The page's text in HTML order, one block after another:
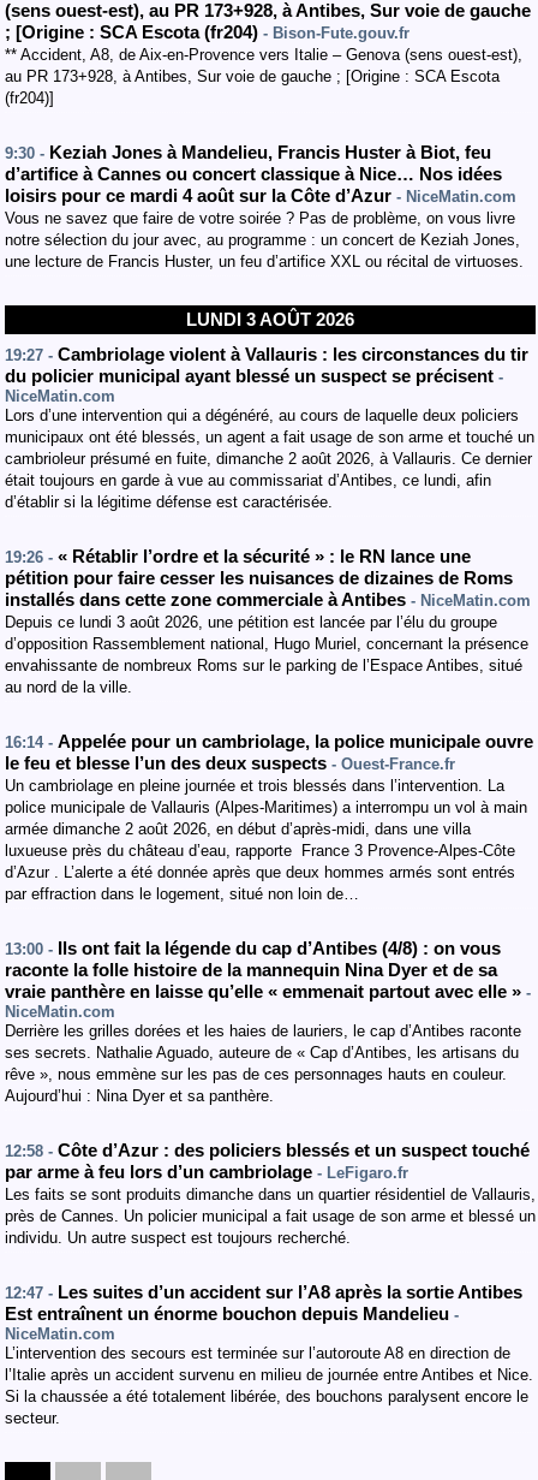
(sens ouest-est), au PR 173+928, à Antibes, Sur voie de gauche
; [Origine : SCA Escota (fr204) - Bison-Fute.gouv.fr
** Accident, A8, de Aix-en-Provence vers Italie – Genova (sens ouest-est),
au PR 173+928, à Antibes, Sur voie de gauche ; [Origine : SCA Escota
(fr204)]
9:30 - Keziah Jones à Mandelieu, Francis Huster à Biot, feu
d’artifice à Cannes ou concert classique à Nice… Nos idées
loisirs pour ce mardi 4 août sur la Côte d’Azur - NiceMatin.com
Vous ne savez que faire de votre soirée ? Pas de problème, on vous livre
notre sélection du jour avec, au programme : un concert de Keziah Jones,
une lecture de Francis Huster, un feu d’artifice XXL ou récital de virtuoses.
LUNDI 3 AOÛT 2026
19:27 - Cambriolage violent à Vallauris : les circonstances du tir
du policier municipal ayant blessé un suspect se précisent -
NiceMatin.com
Lors d’une intervention qui a dégénéré, au cours de laquelle deux policiers
municipaux ont été blessés, un agent a fait usage de son arme et touché un
cambrioleur présumé en fuite, dimanche 2 août 2026, à Vallauris. Ce dernier
était toujours en garde à vue au commissariat d’Antibes, ce lundi, afin
d’établir si la légitime défense est caractérisée.
19:26 - « Rétablir l’ordre et la sécurité » : le RN lance une
pétition pour faire cesser les nuisances de dizaines de Roms
installés dans cette zone commerciale à Antibes - NiceMatin.com
Depuis ce lundi 3 août 2026, une pétition est lancée par l’élu du groupe
d’opposition Rassemblement national, Hugo Muriel, concernant la présence
envahissante de nombreux Roms sur le parking de l’Espace Antibes, situé
au nord de la ville.
16:14 - Appelée pour un cambriolage, la police municipale ouvre
le feu et blesse l’un des deux suspects - Ouest-France.fr
Un cambriolage en pleine journée et trois blessés dans l’intervention. La
police municipale de Vallauris (Alpes-Maritimes) a interrompu un vol à main
armée dimanche 2 août 2026, en début d’après-midi, dans une villa
luxueuse près du château d’eau, rapporte France 3 Provence-Alpes-Côte
d’Azur . L’alerte a été donnée après que deux hommes armés sont entrés
par effraction dans le logement, situé non loin de…
13:00 -
Ils ont fait la légende du cap d’Antibes (4/8) : on vous
raconte la folle histoire de la mannequin Nina Dyer et de sa
vraie panthère en laisse qu’elle « emmenait partout avec elle » -
NiceMatin.com
Derrière les grilles dorées et les haies de lauriers, le cap d’Antibes raconte
ses secrets. Nathalie Aguado, auteure de « Cap d’Antibes, les artisans du
rêve », nous emmène sur les pas de ces personnages hauts en couleur.
Aujourd’hui : Nina Dyer et sa panthère.
12:58 - Côte d’Azur : des policiers blessés et un suspect touché
par arme à feu lors d’un cambriolage - LeFigaro.fr
Les faits se sont produits dimanche dans un quartier résidentiel de Vallauris,
près de Cannes. Un policier municipal a fait usage de son arme et blessé un
individu. Un autre suspect est toujours recherché.
12:47 - Les suites d’un accident sur l’A8 après la sortie Antibes
Est entraînent un énorme bouchon depuis Mandelieu -
NiceMatin.com
L’intervention des secours est terminée sur l’autoroute A8 en direction de
l’Italie après un accident survenu en milieu de journée entre Antibes et Nice.
Si la chaussée a été totalement libérée, des bouchons paralysent encore le
secteur.